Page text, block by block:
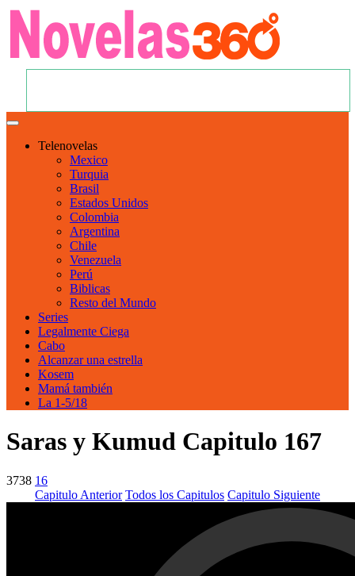
Telenovelas
Mexico
Turquia
Brasil
Estados Unidos
Colombia
Argentina
Chile
Venezuela
Perú
Biblicas
Resto del Mundo
Series
Legalmente Ciega
Cabo
Alcanzar una estrella
Kosem
Mamá también
La 1-5/18
Saras y Kumud Capitulo 167
3738 16
Capitulo Anterior Todos los Capitulos Capitulo Siguiente